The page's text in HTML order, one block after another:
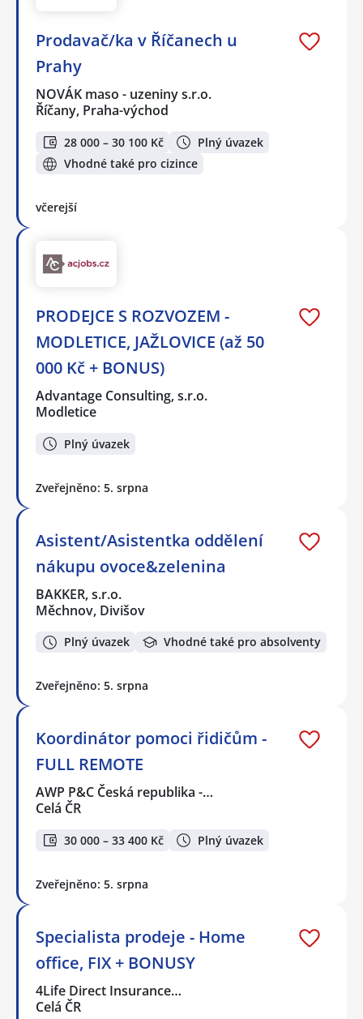
Prodavač/ka v Říčanech u
Prahy
NOVÁK maso - uzeniny s.r.o.
Říčany, Praha-východ
28 000 – 30 100 Kč
Plný úvazek
Vhodné také pro cizince
včerejší
PRODEJCE S ROZVOZEM -
MODLETICE, JAŽLOVICE (až 50
000 Kč + BONUS)
Advantage Consulting, s.r.o.
Modletice
Plný úvazek
Zveřejněno: 5. srpna
Asistent/Asistentka oddělení
nákupu ovoce&zelenina
BAKKER, s.r.o.
Měchnov, Divišov
Plný úvazek Vhodné také pro absolventy
Zveřejněno: 5. srpna
Koordinátor pomoci řidičům -
FULL REMOTE
AWP P&C Česká republika -…
Celá ČR
30 000 – 33 400 Kč Plný úvazek
Zveřejněno: 5. srpna
Specialista prodeje - Home
office, FIX + BONUSY
4Life Direct Insurance…
Celá ČR